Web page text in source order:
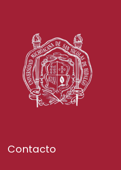
Contacto